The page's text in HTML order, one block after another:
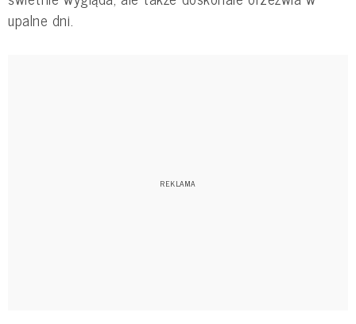
upalne dni.